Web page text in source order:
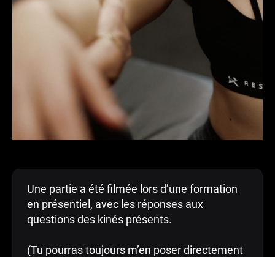
Une partie a été filmée lors d’une formation
en présentiel, avec les réponses aux
questions des kinés présents.
(Tu pourras toujours m’en poser directement